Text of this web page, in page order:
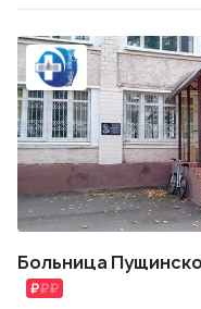
Больница